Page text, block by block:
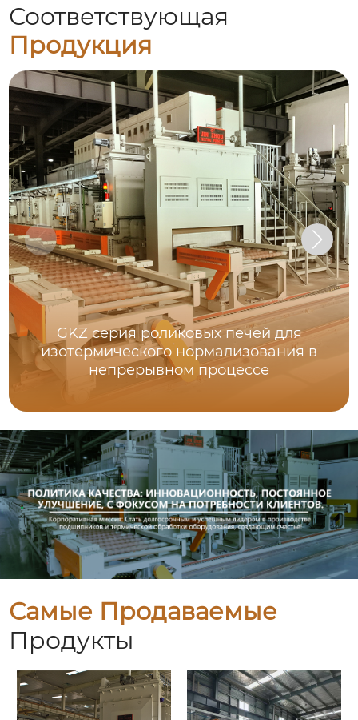
Соответствующая
Продукция
GKZ серия роликовых печей для
изотермического нормализования в
непрерывном процессе
Самые Продаваемые
Продукты